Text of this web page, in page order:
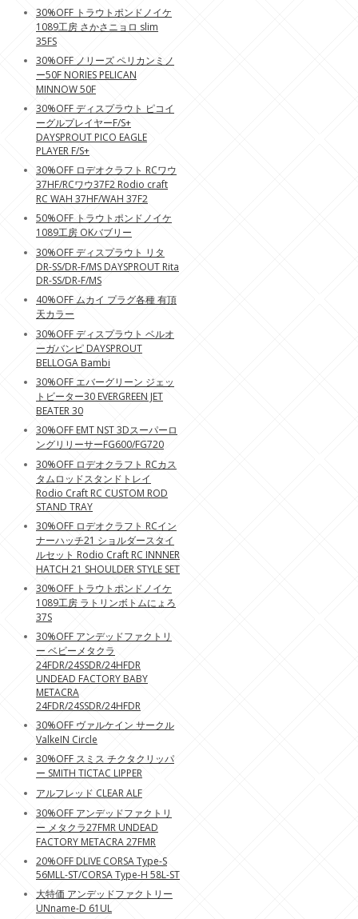
30%OFF トラウトポンドノイケ
1089工房 さかさニョロ slim
35FS
30%OFF ノリーズ ペリカンミノ
ー50F NORIES PELICAN
MINNOW 50F
30%OFF ディスプラウト ピコイ
ーグルプレイヤーF/S+
DAYSPROUT PICO EAGLE
PLAYER F/S+
30%OFF ロデオクラフト RCワウ
37HF/RCワウ37F2 Rodio craft
RC WAH 37HF/WAH 37F2
50%OFF トラウトポンドノイケ
1089工房 OKバブリー
30%OFF ディスプラウト リタ
DR-SS/DR-F/MS DAYSPROUT Rita
DR-SS/DR-F/MS
40%OFF ムカイ プラグ各種 有頂
天カラー
30%OFF ディスプラウト ベルオ
ーガバンピ DAYSPROUT
BELLOGA Bambi
30%OFF エバーグリーン ジェッ
トビーター30 EVERGREEN JET
BEATER 30
30%OFF EMT NST 3Dスーパーロ
ングリリーサーFG600/FG720
30%OFF ロデオクラフト RCカス
タムロッドスタンドトレイ
Rodio Craft RC CUSTOM ROD
STAND TRAY
30%OFF ロデオクラフト RCイン
ナーハッチ21 ショルダースタイ
ルセット Rodio Craft RC INNNER
HATCH 21 SHOULDER STYLE SET
30%OFF トラウトポンドノイケ
1089工房 ラトリンボトムにょろ
37S
30%OFF アンデッドファクトリ
ー ベビーメタクラ
24FDR/24SSDR/24HFDR
UNDEAD FACTORY BABY
METACRA
24FDR/24SSDR/24HFDR
30%OFF ヴァルケイン サークル
ValkeIN Circle
30%OFF スミス チクタクリッパ
ー SMITH TICTAC LIPPER
アルフレッド CLEAR ALF
30%OFF アンデッドファクトリ
ー メタクラ27FMR UNDEAD
FACTORY METACRA 27FMR
20%OFF DLIVE CORSA Type-S
56MLL-ST/CORSA Type-H 58L-ST
大特価 アンデッドファクトリー
UNname-D 61UL